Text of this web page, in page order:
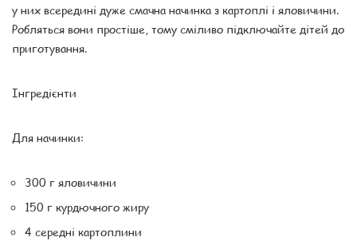
у них всередині дуже смачна начинка з картоплі і яловичини.
Робляться вони простіше, тому сміливо підключайте дітей до
приготування.
Інгредієнти
Для начинки:
300 г яловичини
150 г курдючного жиру
4 середні картоплини